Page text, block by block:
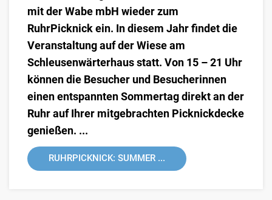
mit der Wabe mbH wieder zum
RuhrPicknick ein. In diesem Jahr findet die
Veranstaltung auf der Wiese am
Schleusenwärterhaus statt. Von 15 – 21 Uhr
können die Besucher und Besucherinnen
einen entspannten Sommertag direkt an der
Ruhr auf Ihrer mitgebrachten Picknickdecke
genießen. ...
RUHRPICKNICK: SUMMER ...